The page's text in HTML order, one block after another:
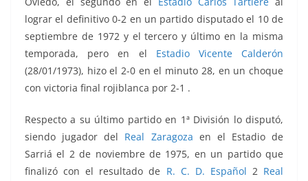
lograr el definitivo 0-2 en un partido disputado el 10 de
septiembre de 1972 y el tercero y último en la misma
temporada, pero en el Estadio Vicente Calderón
(28/01/1973), hizo el 2-0 en el minuto 28, en un choque
con victoria final rojiblanca por 2-1 .
Respecto a su último partido en 1ª División lo disputó,
siendo jugador del Real Zaragoza en el Estadio de
Sarriá el 2 de noviembre de 1975, en un partido que
finalizó con el resultado de R. C. D. Español 2 Real